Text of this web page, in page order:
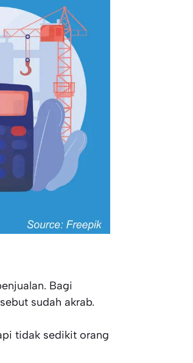
Bagi
sudah akrab.
tidak sedikit orang